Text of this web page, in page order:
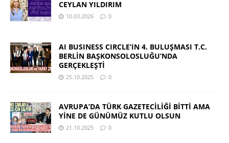
CEYLAN YILDIRIM
10.03.2026 0
AI BUSINESS CIRCLE’IN 4. BULUŞMASI T.C.
BERLİN BAŞKONSOLOSLUĞU’NDA
GERÇEKLEŞTİ
25.10.2025 0
AVRUPA’DA TÜRK GAZETECİLİĞİ BİTTİ AMA
YİNE DE GÜNÜMÜZ KUTLU OLSUN
21.10.2025 0